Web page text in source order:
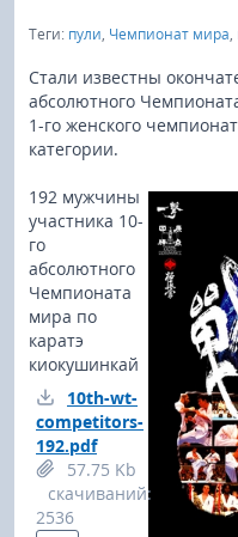
Теги: пули, Чемпионат мира,
Стали известны
абсолютного
1-го женского
категории.
192 мужчины
участника 10-
го
абсолютного
Чемпионата
мира по
каратэ
киокушинкай
10th-wt-
competitors-
192.pdf
57.75 Kb
cкачиваний:
2536
Бокс
UFC и MMA
Муай тай